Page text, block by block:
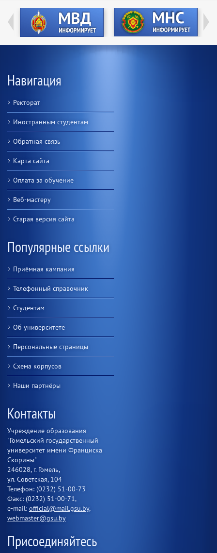
Навигация
Ректорат
Иностранным студентам
Обратная связь
Карта сайта
Оплата за обучение
Веб-мастеру
Старая версия сайта
Популярные ссылки
Приёмная кампания
Телефонный справочник
Студентам
Об университете
Персональные страницы
Схема корпусов
Наши партнёры
Контакты
Учреждение образования
"Гомельский государственный
университет имени Франциска
Скорины"
246028, г. Гомель,
ул. Советская, 104
Телефон: (0232) 51-00-73
Факс: (0232) 51-00-71,
e-mail: official@mail.gsu.by,
webmaster@gsu.by
Присоединяйтесь